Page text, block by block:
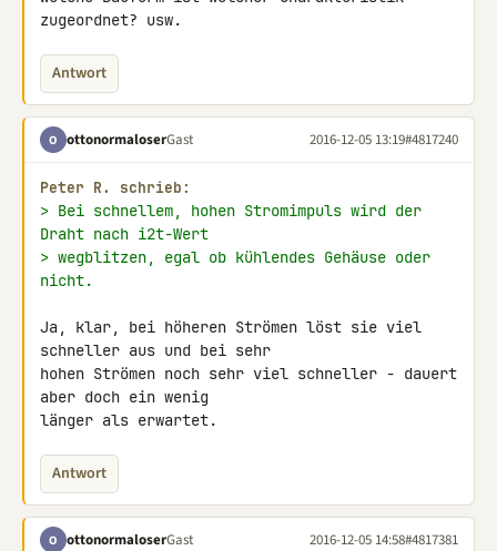
zugeordnet? usw.
Antwort
O ottonormaloserGast 2016-12-05 13:19#4817240
Peter R. schrieb:
> Bei schnellem, hohen Stromimpuls wird der
Draht nach i2t-Wert
> wegblitzen, egal ob kühlendes Gehäuse oder
nicht.
Ja, klar, bei höheren Strömen löst sie viel
schneller aus und bei sehr
hohen Strömen noch sehr viel schneller - dauert
aber doch ein wenig
länger als erwartet.
Antwort
O ottonormaloserGast 2016-12-05 14:58#4817381